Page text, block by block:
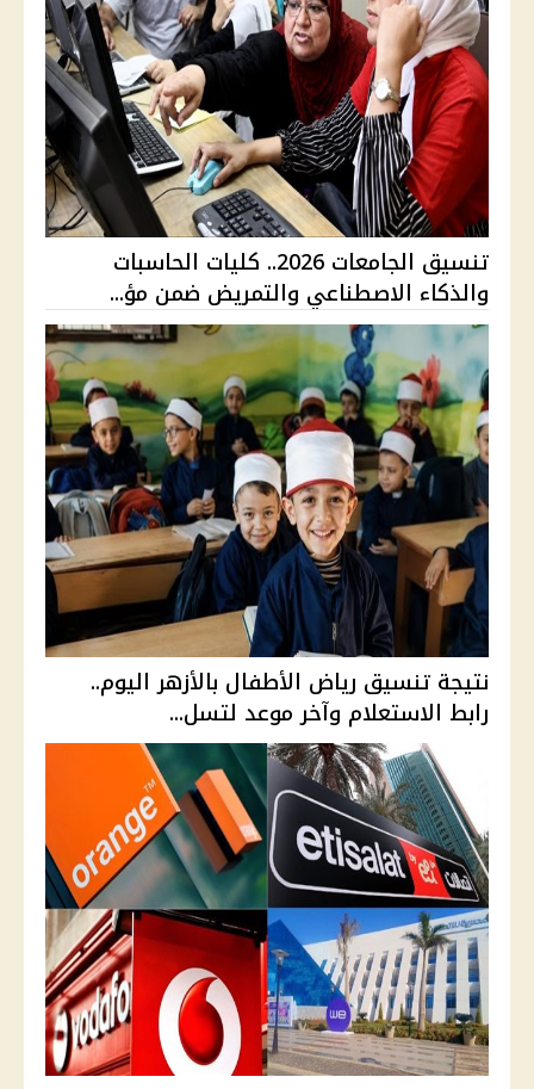
تنسيق الجامعات 2026.. كليات الحاسبات
والذكاء الاصطناعي والتمريض ضمن مؤ...
نتيجة تنسيق رياض الأطفال بالأزهر اليوم..
رابط الاستعلام وآخر موعد لتسل...